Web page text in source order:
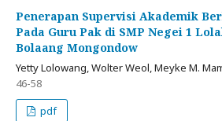
Penerapan Supervisi Akademik
Pada Guru Pak di SMP Negei 1
Bolaang Mongondow
Yetty Lolowang, Wolter Weol, Meyke M.
46-58
pdf